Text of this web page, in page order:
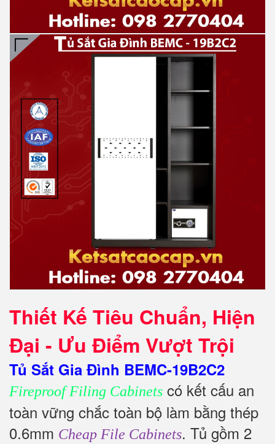
Thiết Kế Tiêu Chuẩn, Hiện
Đại - Ưu Điểm Vượt Trội
Tủ Sắt Gia Đình BEMC-19B2C2
Fireproof Filing Cabinets có kết cấu an
toàn vững chắc toàn bộ làm bằng thép
0.6mm Cheap File Cabinets. Tủ gồm 2